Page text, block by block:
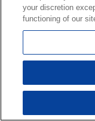
your discretion
functioning of our